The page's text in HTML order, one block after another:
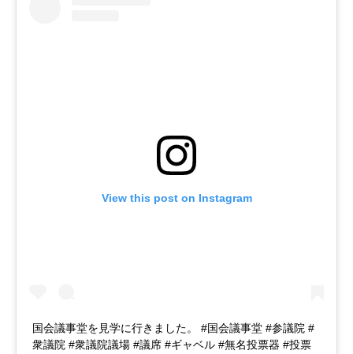
View this post on Instagram
国会議事堂を見学に行きました。 #国会議事堂 #参議院 #
衆議院 #衆議院議場 #議席 #ギャベル #無名投票器 #投票